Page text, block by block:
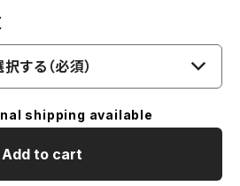
する（必須）
shipping available
Add to cart